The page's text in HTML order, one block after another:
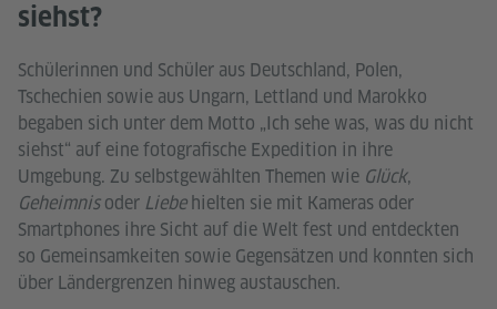
siehst?
Schülerinnen und Schüler aus Deutschland, Polen,
Tschechien sowie aus Ungarn, Lettland und Marokko
begaben sich unter dem Motto „Ich sehe was, was du nicht
siehst“ auf eine fotografische Expedition in ihre
Umgebung. Zu selbstgewählten Themen wie Glück,
Geheimnisoder Liebehielten sie mit Kameras oder
Smartphones ihre Sicht auf die Welt fest und entdeckten
so Gemeinsamkeiten sowie Gegensätzen und konnten sich
über Ländergrenzen hinweg austauschen.